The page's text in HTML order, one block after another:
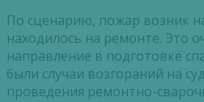
По сценарию, пожар возник
находилось на ремонте. Это
направление в подготовке
были случаи возгораний на
проведения ремонтно-